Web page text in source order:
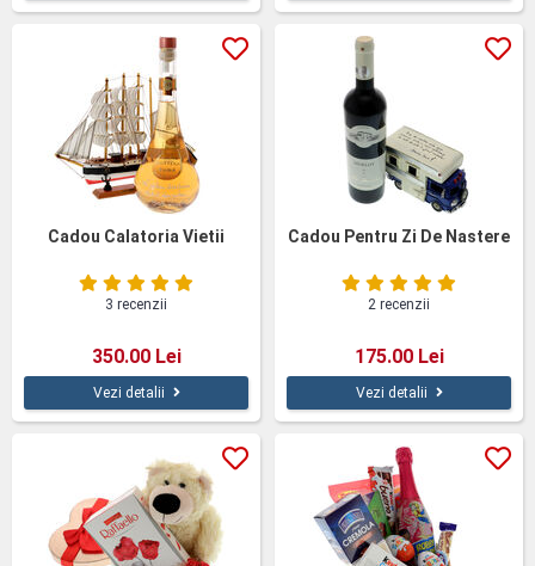
Cadou Calatoria Vietii
3 recenzii
350.00 Lei
Vezi detalii
Cadou Pentru Zi De Nastere
2 recenzii
175.00 Lei
Vezi detalii